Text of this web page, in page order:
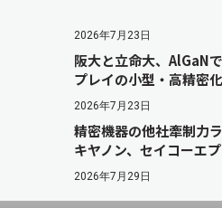
2026年7月23日
阪大と立命大、AlGaN
プレイの小型・高精密
2026年7月23日
精密機器の他社牽制力
キヤノン、セイコーエ
2026年7月29日